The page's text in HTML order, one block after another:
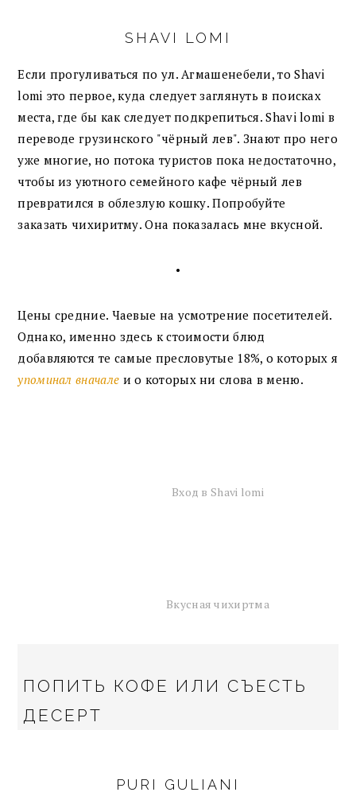
SHAVI LOMI
Если прогуливаться по ул. Агмашенебели, то Shavi
lomi это первое, куда следует заглянуть в поисках
места, где бы как следует подкрепиться. Shavi lomi в
переводе грузинского "чёрный лев". Знают про него
уже многие, но потока туристов пока недостаточно,
чтобы из уютного семейного кафе чёрный лев
превратился в облезлую кошку. Попробуйте
заказать чихиритму. Она показалась мне вкусной.
•
Цены средние. Чаевые на усмотрение посетителей.
Однако, именно здесь к стоимости блюд
добавляются те самые пресловутые 18%, о которых я
упоминал вначале и о которых ни слова в меню.
Вход в Shavi lomi
Вкусная чихиртма
ПОПИТЬ КОФЕ ИЛИ СЪЕСТЬ
ДЕСЕРТ
PURI GULIANI